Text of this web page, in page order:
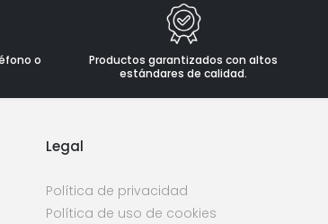
o
Productos garantizados con altos
estándares de calidad.
Legal
Política de privacidad
Política de uso de cookies